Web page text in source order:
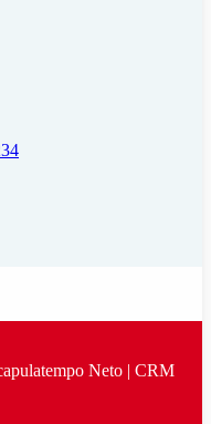
Neto | CRM